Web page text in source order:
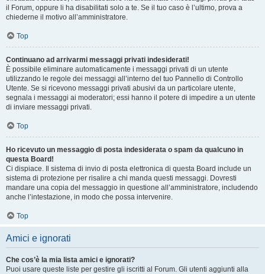
il Forum, oppure li ha disabilitati solo a te. Se il tuo caso è l’ultimo, prova a
chiederne il motivo all’amministratore.
Top
Continuano ad arrivarmi messaggi privati indesiderati!
È possibile eliminare automaticamente i messaggi privati ​​di un utente
utilizzando le regole dei messaggi all’interno del tuo Pannello di Controllo
Utente. Se si ricevono messaggi privati ​​abusivi da un particolare utente,
segnala i messaggi ai moderatori; essi hanno il potere di impedire a un utente
di inviare messaggi privati​​.
Top
Ho ricevuto un messaggio di posta indesiderata o spam da qualcuno in
questa Board!
Ci dispiace. Il sistema di invio di posta elettronica di questa Board include un
sistema di protezione per risalire a chi manda questi messaggi. Dovresti
mandare una copia del messaggio in questione all’amministratore, includendo
anche l’intestazione, in modo che possa intervenire.
Top
Amici e ignorati
Che cos’è la mia lista amici e ignorati?
Puoi usare queste liste per gestire gli iscritti al Forum. Gli utenti aggiunti alla